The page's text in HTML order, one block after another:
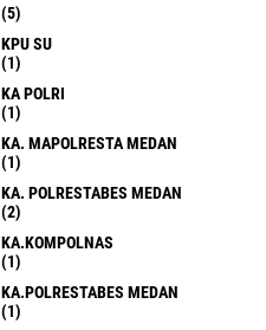
(5)
KPU SU
(1)
KA POLRI
(1)
KA. MAPOLRESTA MEDAN
(1)
KA. POLRESTABES MEDAN
(2)
KA.KOMPOLNAS
(1)
KA.POLRESTABES MEDAN
(1)